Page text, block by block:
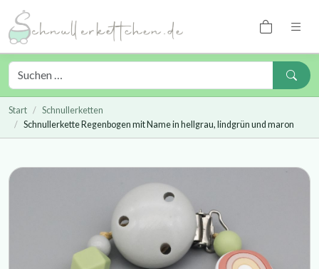
Start
Schnullerketten
Schnullerkette Regenbogen mit Name in hellgrau, lindgrün und maron